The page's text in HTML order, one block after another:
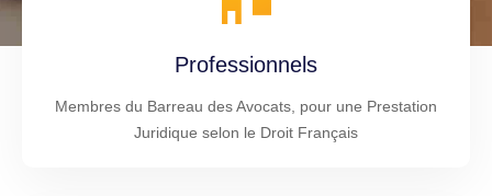
Professionnels
Membres du Barreau des Avocats, pour une Prestation
Juridique selon le Droit Français